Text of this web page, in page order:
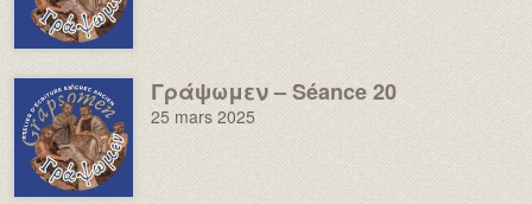
Image : Γράψωμεν – Séance 20
25 mars 2025